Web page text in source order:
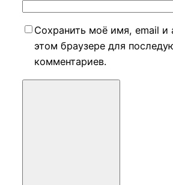
Сохранить моё имя, email и
этом браузере для
комментариев.